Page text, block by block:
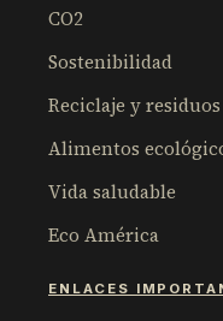
CO2
Sostenibilidad
Reciclaje y residuos
Alimentos
Vida saludable
Eco América
ENLACES